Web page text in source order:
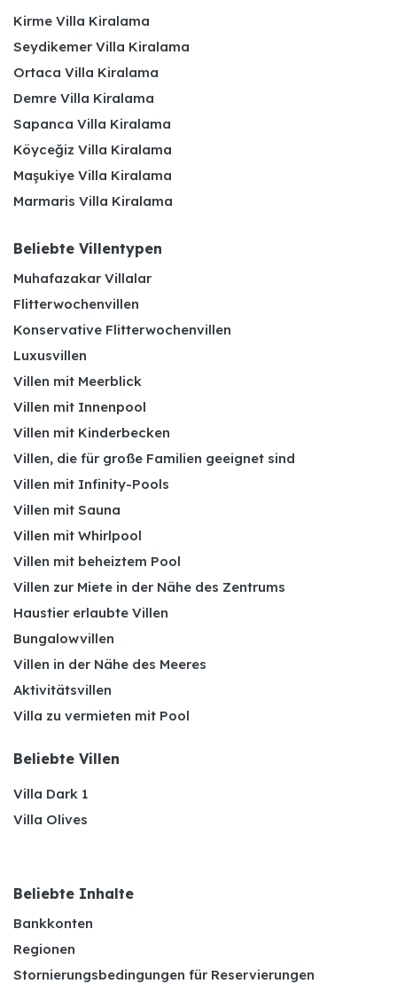
Kirme Villa Kiralama
Seydikemer Villa Kiralama
Ortaca Villa Kiralama
Demre Villa Kiralama
Sapanca Villa Kiralama
Köyceğiz Villa Kiralama
Maşukiye Villa Kiralama
Marmaris Villa Kiralama
Beliebte Villentypen
Muhafazakar Villalar
Flitterwochenvillen
Konservative Flitterwochenvillen
Luxusvillen
Villen mit Meerblick
Villen mit Innenpool
Villen mit Kinderbecken
Villen, die für große Familien geeignet sind
Villen mit Infinity-Pools
Villen mit Sauna
Villen mit Whirlpool
Villen mit beheiztem Pool
Villen zur Miete in der Nähe des Zentrums
Haustier erlaubte Villen
Bungalowvillen
Villen in der Nähe des Meeres
Aktivitätsvillen
Villa zu vermieten mit Pool
Beliebte Villen
Villa Dark 1
Villa Olives
Beliebte Inhalte
Bankkonten
Regionen
Stornierungsbedingungen für Reservierungen